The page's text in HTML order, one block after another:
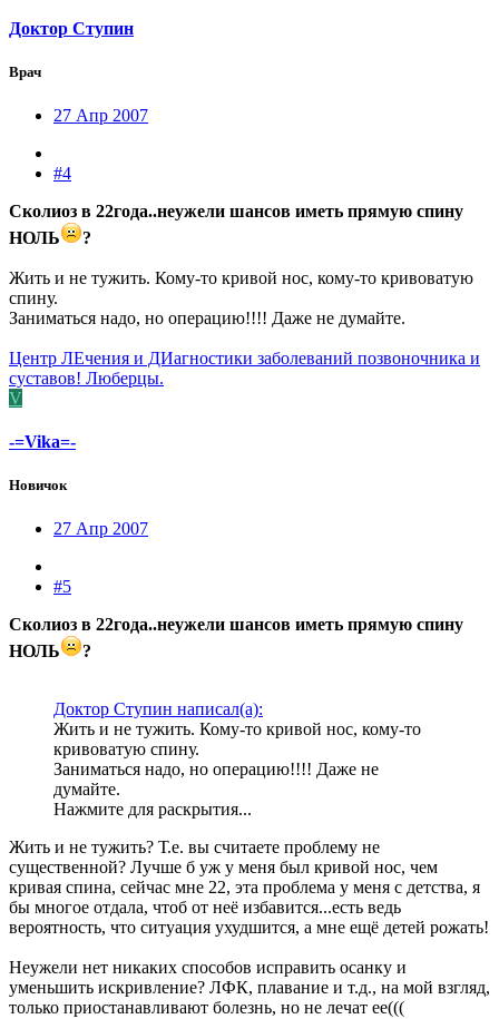
Доктор Ступин
Врач
27 Апр 2007
#4
Сколиоз в 22года..неужели шансов иметь прямую спину
НОЛЬ
?
Жить и не тужить. Кому-то кривой нос, кому-то кривоватую
спину.
Заниматься надо, но операцию!!!! Даже не думайте.
Центр ЛЕчения и ДИагностики заболеваний позвоночника и
суставов! Люберцы.
V
-=Vika=-
Новичок
27 Апр 2007
#5
Сколиоз в 22года..неужели шансов иметь прямую спину
НОЛЬ
?
Доктор Ступин написал(а):
Жить и не тужить. Кому-то кривой нос, кому-то
кривоватую спину.
Заниматься надо, но операцию!!!! Даже не
думайте.
Нажмите для раскрытия...
Жить и не тужить? Т.е. вы считаете проблему не
существенной? Лучше б уж у меня был кривой нос, чем
кривая спина, сейчас мне 22, эта проблема у меня с детства, я
бы многое отдала, чтоб от неё избавится...есть ведь
вероятность, что ситуация ухудшится, а мне ещё детей рожать!
Неужели нет никаких способов исправить осанку и
уменьшить искривление? ЛФК, плавание и т.д., на мой взгляд,
только приостанавливают болезнь, но не лечат ее(((